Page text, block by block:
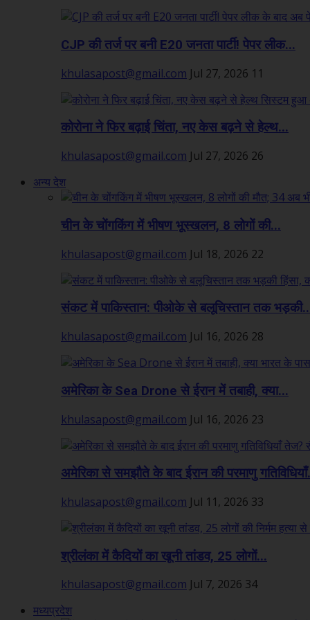
CJP की तर्ज पर बनी E20 जनता पार्टी! पेपर लीक...
khulasapost@gmail.com Jul 27, 2026 11
कोरोना ने फिर बढ़ाई चिंता, नए केस बढ़ने से हेल्थ...
khulasapost@gmail.com Jul 27, 2026 26
अन्य देश
चीन के चोंगकिंग में भीषण भूस्खलन, 8 लोगों की...
khulasapost@gmail.com Jul 18, 2026 22
संकट में पाकिस्तान: पीओके से बलूचिस्तान तक
khulasapost@gmail.com Jul 16, 2026 28
अमेरिका के Sea Drone से ईरान में तबाही, क्या...
khulasapost@gmail.com Jul 16, 2026 23
अमेरिका से समझौते के बाद ईरान की परमाणु
khulasapost@gmail.com Jul 11, 2026 33
श्रीलंका में कैदियों का खूनी तांडव, 25 लोगों...
khulasapost@gmail.com Jul 7, 2026 34
मध्यप्रदेश